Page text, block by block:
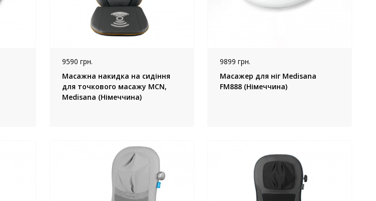
9590 грн.
Масажна накидка на сидіння
для точкового масажу MCN,
Medisana (Німеччина)
9899 грн.
Масажер для ніг Medisana
FM888 (Німеччина)